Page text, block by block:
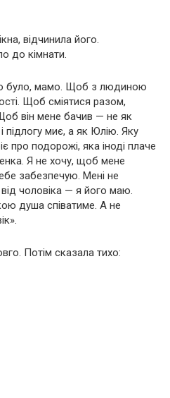
відчинила його.
до кімнати.
було, мамо. Щоб з людиною
Щоб сміятися разом,
він мене бачив — не як
підлогу миє, а як Юлію. Яку
про подорожі, яка іноді плаче
Я не хочу, щоб мене
забезпечую. Мені не
чоловіка — я його маю.
душа співатиме. А не
Потім сказала тихо: